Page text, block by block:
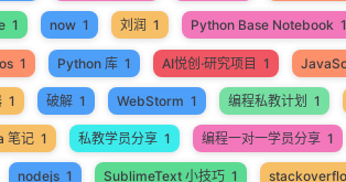
1 now 1 刘润 1 Python Base Notebook 1
os 1 Python 库 1 AI悦创·研究项目 1
1 破解 1 WebStorm 1 编程私教计划 1
笔记 1 私教学员分享 1 编程一对一学员分享 1
nodejs 1 SublimeText 小技巧 1